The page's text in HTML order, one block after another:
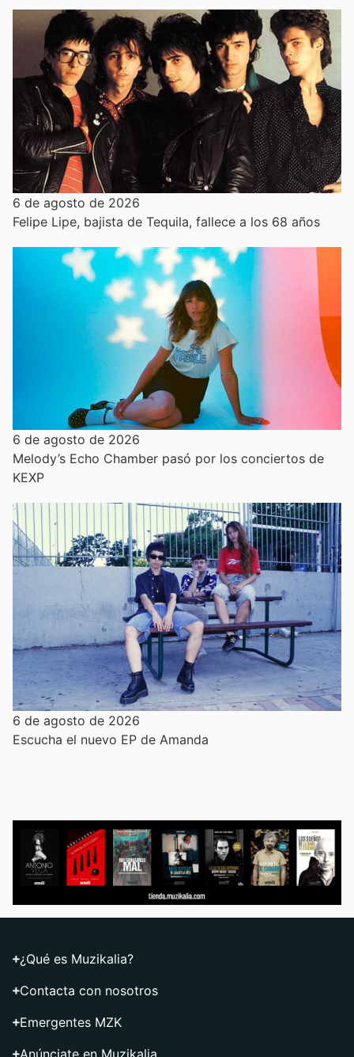
6 de agosto de 2026
Felipe Lipe, bajista de Tequila, fallece a los 68 años
6 de agosto de 2026
Melody’s Echo Chamber pasó por los conciertos de
KEXP
6 de agosto de 2026
Escucha el nuevo EP de Amanda
¿Qué es Muzikalia?
Contacta con nosotros
Emergentes MZK